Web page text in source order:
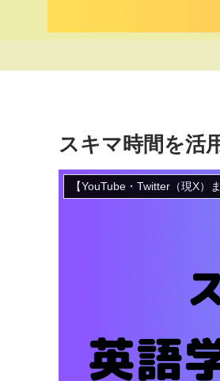
スキマ時間を活
【YouTube・Twitter（現X）ま